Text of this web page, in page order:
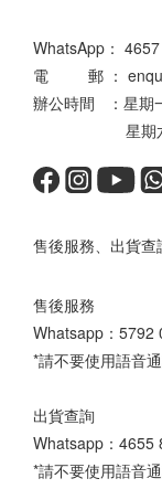
WhatsApp：
電 郵 ：
辦公時間 ：星期
星期六日
售後服務、出貨查
售後服務
Whatsapp： 5792
*請不要使用語音
出貨查詢
Whatsapp： 4655
*請不要使用語音